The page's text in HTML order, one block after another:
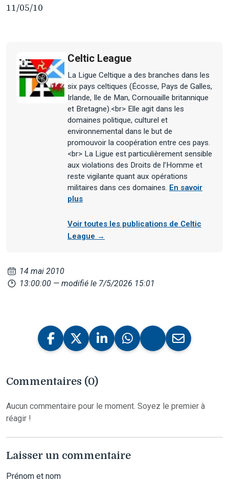
11/05/10
Celtic League
La Ligue Celtique a des branches dans les
six pays celtiques (Écosse, Pays de Galles,
Irlande, Ile de Man, Cornouaille britannique
et Bretagne).<br> Elle agit dans les
domaines politique, culturel et
environnemental dans le but de
promouvoir la coopération entre ces pays.
<br> La Ligue est particulièrement sensible
aux violations des Droits de l’Homme et
reste vigilante quant aux opérations
militaires dans ces domaines. En savoir
plus
Voir toutes les publications de Celtic
League →
14 mai 2010
13:00:00 — modifié le 7/5/2026 15:01
Commentaires (0)
Aucun commentaire pour le moment. Soyez le premier à
réagir !
Laisser un commentaire
Prénom et nom